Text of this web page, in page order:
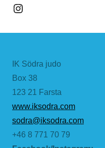
Instagram
IK Södra judo
Box 38
123 21 Farsta
www.iksodra.com
sodra@iksodra.com
+46 8 771 70 79